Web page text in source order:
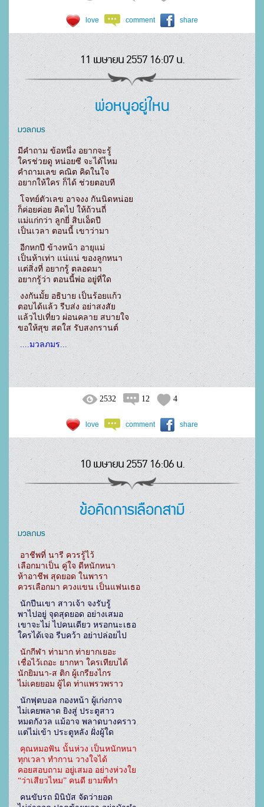
love comment share
11 เมษายน 2557 16:07 น.
พ่อหนูอยู่ใหน
มวลภมร
มีคำถาม ข้อหนึ่ง อยากจะรู้
ใครช่วยดู หน่อยซี จะได้ไหม
คำถามเลข คณิต คิดในใจ
อยากให้ใคร ก็ได้ ช่วยตอบที
ก็ค่อยค่อย คิดไป ให้ถ้วนถี่
แม่แก่กว่า ลูกยี่ สิบเอ็ดปี
เป็นเวลา ตอนนี้ เขาว่ามา
อีกหกปี ข้างหน้า อายุแม่
เป็นห้าเท่า แน่แน่ ของลูกหนา
แต่สิ่งที่ อยากรู้ ตลอดมา
อยากรู้ว่า ตอนนี้พ่อ อยู่ที่ใด
งงกันมั้ย อธิบาย เป็นร้อยแก้ว
ตอบได้แล้ว รีบส่ง อย่าสงสัย
แล้วไปเที่ยว ผ่อนคลาย สบายใจ
ขอให้สุข สดใส รับสงกรานต์
2532 12 4
love comment share
10 เมษายน 2557 16:06 น.
ข้อคิดการเลือกสามี
มวลภมร
อาชีพที่ นารี ควรรู้ไว้
เลือกมาเป็น คู่ใจ ดีหนักหนา
ห้าอาชีพ สุดยอด ในพารา
ควรเลือกมา ควงแขน เป็นแฟนเธอ
พาไปอยู่ จุดสุดยอด อย่างเสมอ
เขาจะไม่ ไปคนเดียว หรอกนะเธอ
ใครได้เจอ รีบคว้า อย่าปล่อยไป
นักกีฬา ท่ามาก ท่ายากเยอะ
เชื่อไว้เถอะ ยากหา ใครเทียบได้
นักยิมนา-ส ติก ผู้เกรียงไกร
ไม่เคยยอม ผู้ได ท่าแพรวพราว
นักฟุตบอล กองหน้า ผู้เก่งกาจ
ไม่เคยพลาด ยิงสู่ ประตูสาว
หมดกังวล แม้อาจ พลาดบางคราว
แต่ไม่เข้า ประตูหลัง ฝั่งผู้ใด
คุณหมอฟัน นั้นห่วง เป็นหนักหนา
ทุกเวลา ทำกาน วางใจได้
คอยสอบถาม อยู่เสมอ อย่างห่วงใย
“ว่าเสียวไหม” คนดี ยามพี่ทำ
คนขับรถ มินิบัส จัดว่ายอด